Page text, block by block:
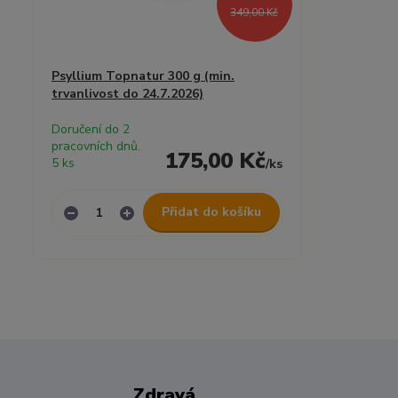
349,00 Kč
Psyllium Topnatur 300 g (min.
trvanlivost do 24.7.2026)
175,00 Kč/ks
Doručení do 2
pracovních dnů.
5 ks
Přidat do košíku